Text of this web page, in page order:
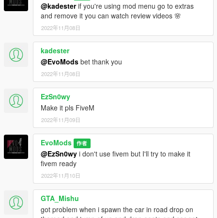
@kadesterif you're using mod menu go to extras
and remove it you can watch review videos 🌸
2022年11月08日
kadester
@EvoMods bet thank you
2022年11月08日
EzSn0wy
Make it pls FiveM
2022年11月09日
EvoMods 作者
@EzSn0wy i don't use fivem but I'll try to make it
fivem ready
2022年11月10日
GTA_Mishu
got problem when i spawn the car in road drop on